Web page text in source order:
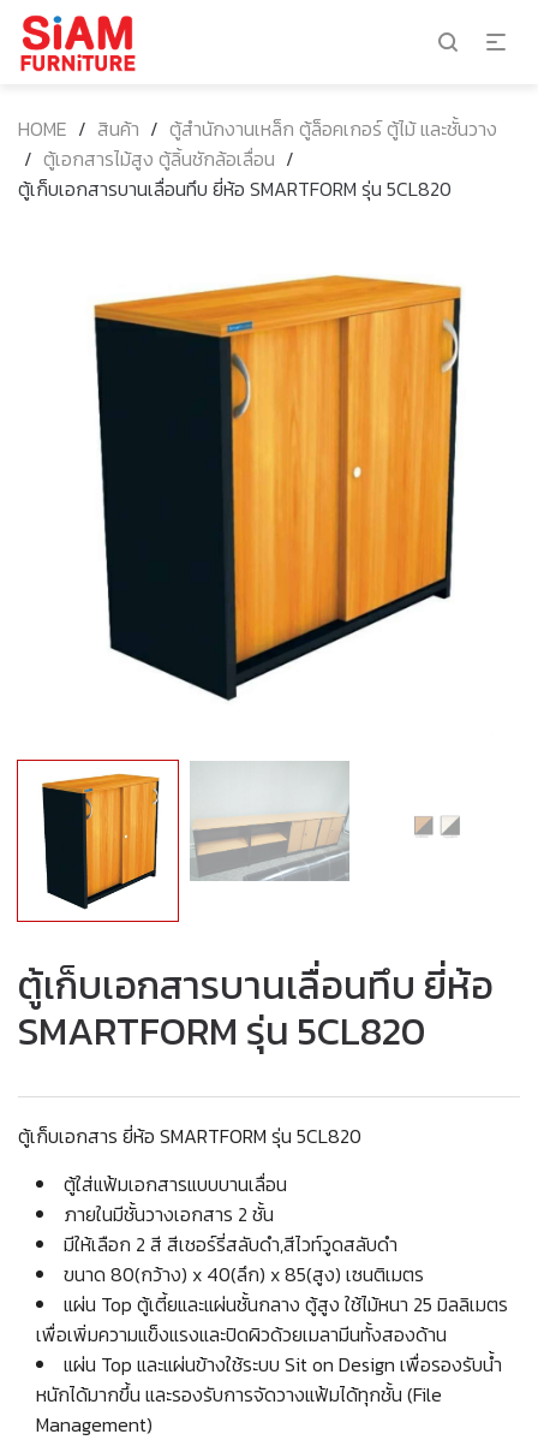
HOME / สินค้า / ตู้สำนักงานเหล็ก ตู้ล็อคเกอร์ ตู้ไม้ และชั้นวาง
/ ตู้เอกสารไม้สูง ตู้ลิ้นชักล้อเลื่อน /
ตู้เก็บเอกสารบานเลื่อนทึบ ยี่ห้อ SMARTFORM รุ่น 5CL820
ตู้เก็บเอกสารบานเลื่อนทึบ ยี่ห้อ
SMARTFORM รุ่น 5CL820
ตู้เก็บเอกสาร ยี่ห้อ SMARTFORM รุ่น 5CL820
ตู้ใส่แฟ้มเอกสารแบบบานเลื่อน
ภายในมีชั้นวางเอกสาร 2 ชั้น
มีให้เลือก 2 สี สีเชอร์รี่สลับดำ,สีไวท์วูดสลับดำ
ขนาด 80(กว้าง) x 40(ลึก) x 85(สูง) เซนติเมตร
แผ่น Top ตู้เตี้ยและแผ่นชั้นกลาง ตู้สูง ใช้ไม้หนา 25 มิลลิเมตร
เพื่อเพิ่มความแข็งแรงและปิดผิวด้วยเมลามีนทั้งสองด้าน
แผ่น Top และแผ่นข้างใช้ระบบ Sit on Design เพื่อรองรับน้ำ
หนักได้มากขึ้น และรองรับการจัดวางแฟ้มได้ทุกชั้น (File
Management)